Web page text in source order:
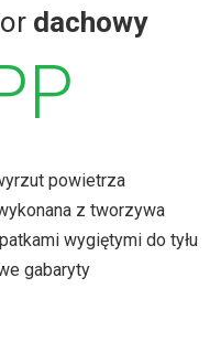
dachowy
powietrza
z tworzywa
wygiętymi do tyłu
gabaryty